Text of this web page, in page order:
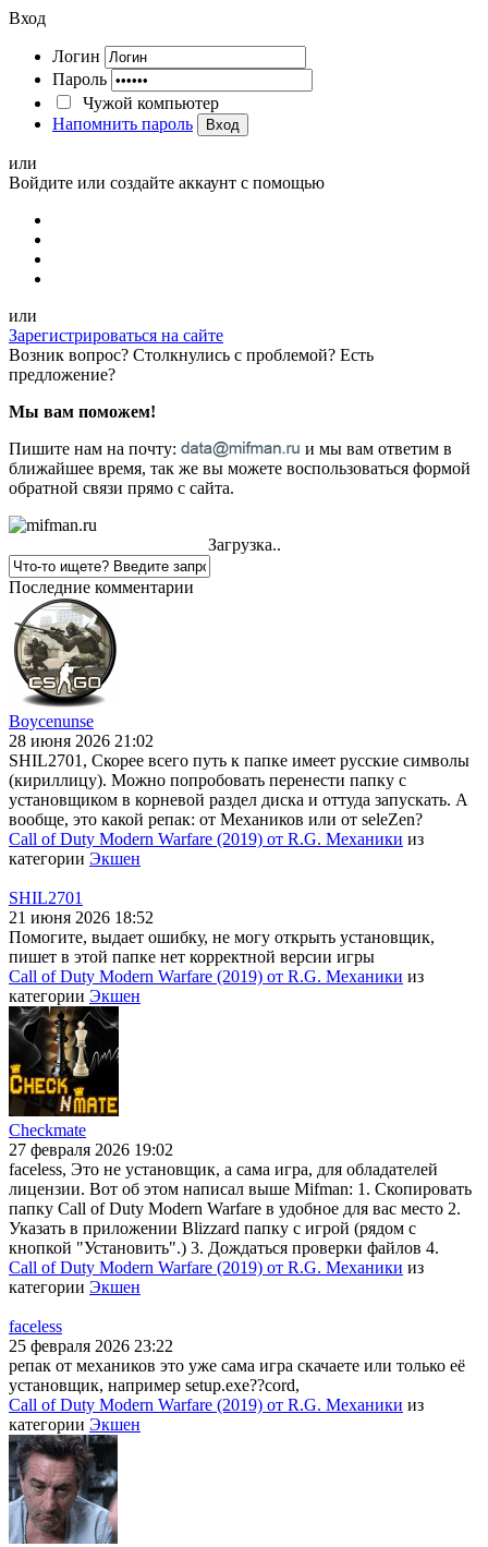
Вход
Логин
Пароль
Чужой компьютер
Напомнить пароль
Вход
или
Войдите или создайте аккаунт с помощью
или
Зарегистрироваться на сайте
Возник вопрос? Столкнулись с проблемой? Есть
предложение?
Мы вам поможем!
Пишите нам на почту:
и мы вам ответим в
ближайшее время, так же вы можете воспользоваться формой
обратной связи прямо с сайта.
Загрузка..
Последние комментарии
Boycenunse
28 июня 2026 21:02
SHIL2701, Скорее всего путь к папке имеет русские символы
(кириллицу). Можно попробовать перенести папку с
установщиком в корневой раздел диска и оттуда запускать. А
вообще, это какой репак: от Механиков или от seleZen?
Call of Duty Modern Warfare (2019) от R.G. Механики из
категории Экшен
SHIL2701
21 июня 2026 18:52
Помогите, выдает ошибку, не могу открыть установщик,
пишет в этой папке нет корректной версии игры
Call of Duty Modern Warfare (2019) от R.G. Механики из
категории Экшен
Checkmate
27 февраля 2026 19:02
faceless, Это не установщик, а сама игра, для обладателей
лицензии. Вот об этом написал выше Mifman: 1. Скопировать
папку Call of Duty Modern Warfare в удобное для вас место 2.
Указать в приложении Blizzard папку с игрой (рядом с
кнопкой "Установить".) 3. Дождаться проверки файлов 4.
Call of Duty Modern Warfare (2019) от R.G. Механики из
категории Экшен
faceless
25 февраля 2026 23:22
репак от механиков это уже сама игра скачаете или только её
установщик, например setup.exe??cord,
Call of Duty Modern Warfare (2019) от R.G. Механики из
категории Экшен